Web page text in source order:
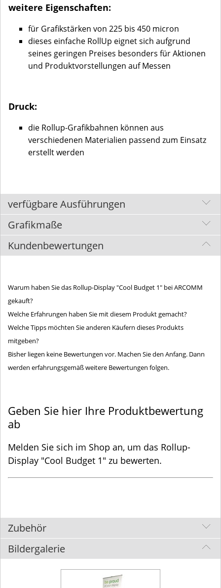
weitere Eigenschaften:
für Grafikstärken von 225 bis 450 micron
dieses einfache RollUp eignet sich aufgrund
seines geringen Preises besonders für Aktionen
und Produktvorstellungen auf Messen
Druck:
die Rollup-Grafikbahnen können aus
verschiedenen Materialien passend zum Einsatz
erstellt werden
verfügbare Ausführungen
100 x 200 cm
100 x 215 cm
120 x 200 cm
120 x 215 cm
120 x 220 cm
150 x 200 cm
200 x 200 cm
85 x 220 cm
Grafikmaße
[a]
Alle wichtigen grafischen Elemente solten
[b] Grafikformat
Datenformat
Info
Alle Maßangaben in mm. Ein Teil des unteren Grafikbereichs
mm.
1. Dateiaufbereitung
Auflösung der Bilder in der Druckdatei vom Rollup-
Keine Passer- oder Schnittmarken.
Kundenbewertungen
Warum haben Sie das Rollup-Display "Cool Budget 1" bei ARCOMM
gekauft?
Welche Erfahrungen haben Sie mit diesem Produkt gemacht?
Welche Tipps möchten Sie anderen Käufern dieses Produkts
mitgeben?
Bisher liegen keine Bewertungen vor. Machen Sie den Anfang. Dann
werden erfahrungsgemäß weitere Bewertungen folgen.
Geben Sie hier Ihre Produktbewertung
ab
Melden Sie sich im Shop an, um das Rollup-
Display "Cool Budget 1" zu bewerten.
Zubehör
Bildergalerie